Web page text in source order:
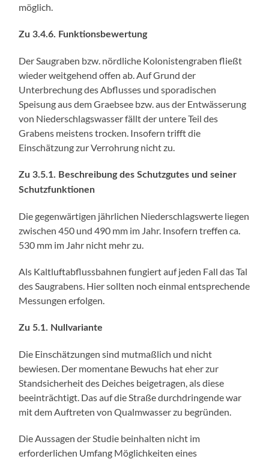
möglich.
Zu 3.4.6. Funktionsbewertung
Der Saugraben bzw. nördliche Kolonistengraben fließt
wieder weitgehend offen ab. Auf Grund der
Unterbrechung des Abflusses und sporadischen
Speisung aus dem Graebsee bzw. aus der Entwässerung
von Niederschlagswasser fällt der untere Teil des
Grabens meistens trocken. Insofern trifft die
Einschätzung zur Verrohrung nicht zu.
Zu 3.5.1. Beschreibung des Schutzgutes und seiner
Schutzfunktionen
Die gegenwärtigen jährlichen Niederschlagswerte liegen
zwischen 450 und 490 mm im Jahr. Insofern treffen ca.
530 mm im Jahr nicht mehr zu.
Als Kaltluftabflussbahnen fungiert auf jeden Fall das Tal
des Saugrabens. Hier sollten noch einmal entsprechende
Messungen erfolgen.
Zu 5.1. Nullvariante
Die Einschätzungen sind mutmaßlich und nicht
bewiesen. Der momentane Bewuchs hat eher zur
Standsicherheit des Deiches beigetragen, als diese
beeinträchtigt. Das auf die Straße durchdringende war
mit dem Auftreten von Qualmwasser zu begründen.
Die Aussagen der Studie beinhalten nicht im
erforderlichen Umfang Möglichkeiten eines